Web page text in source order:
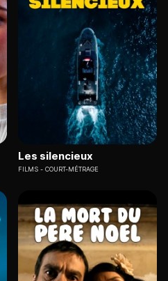
Les silencieux
FILMS COURT-MÉTRAGE